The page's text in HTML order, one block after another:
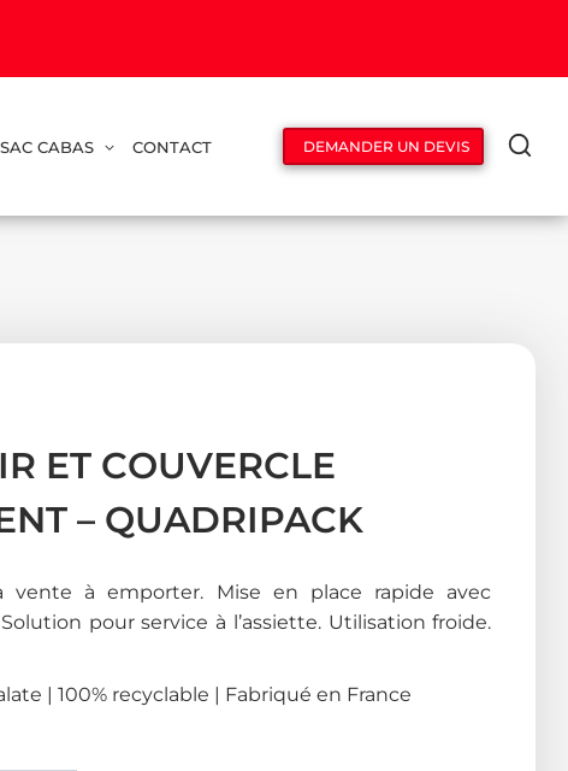
SAC CABAS CONTACT DEMANDER UN DEVIS
ET COUVERCLE
– QUADRIPACK
vente à emporter. Mise en place rapide avec
pour service à l’assiette. Utilisation froide.
| 100% recyclable | Fabriqué en France